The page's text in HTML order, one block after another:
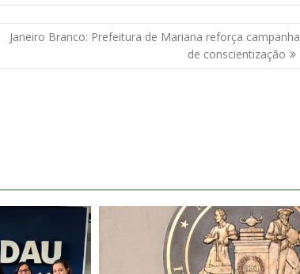
Janeiro Branco: Prefeitura de Mariana reforça campanha
de conscientização